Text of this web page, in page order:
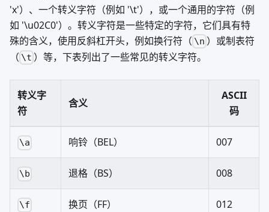
'x'）、一个转义字符（例如 '\t'），或一个通用的字符（例
如 '\u02C0'）。转义字符是一些特定的字符，它们具有特
殊的含义，使用反斜杠开头，例如换行符（ \n ）或制表符
（ \t ）等，下表列出了一些常见的转义字符。
转义字
符
含义
ASCII
码
\a 响铃（BEL） 007
\b 退格（BS） 008
\f 换页（FF） 012